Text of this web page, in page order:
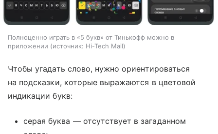
Полноценно играть в «5 букв» от Тинькофф можно в
приложении
источник: Hi-Tech Mail
Чтобы угадать слово, нужно ориентироваться
на подсказки, которые выражаются в цветовой
индикации букв:
серая буква — отсутствует в загаданном